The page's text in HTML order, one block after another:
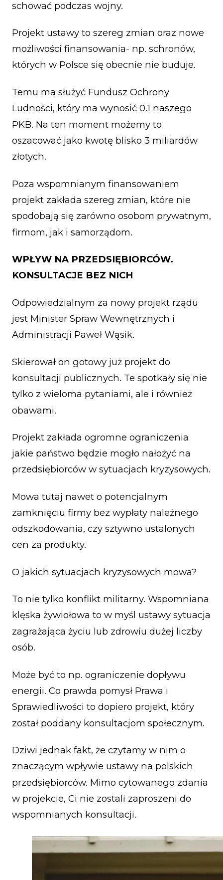
schować podczas wojny.
Projekt ustawy to szereg zmian oraz nowe
możliwości finansowania- np. schronów,
których w Polsce się obecnie nie buduje.
Temu ma służyć Fundusz Ochrony
Ludności, który ma wynosić 0.1 naszego
PKB. Na ten moment możemy to
oszacować jako kwotę blisko 3 miliardów
złotych.
Poza wspomnianym finansowaniem
projekt zakłada szereg zmian, które nie
spodobają się zarówno osobom prywatnym,
firmom, jak i samorządom.
WPŁYW NA PRZEDSIĘBIORCÓW.
KONSULTACJE BEZ NICH
Odpowiedzialnym za nowy projekt rządu
jest Minister Spraw Wewnętrznych i
Administracji Paweł Wąsik.
Skierował on gotowy już projekt do
konsultacji publicznych. Te spotkały się nie
tylko z wieloma pytaniami, ale i również
obawami.
Projekt zakłada ogromne ograniczenia
jakie państwo będzie mogło nałożyć na
przedsiębiorców w sytuacjach kryzysowych.
Mowa tutaj nawet o potencjalnym
zamknięciu firmy bez wypłaty należnego
odszkodowania, czy sztywno ustalonych
cen za produkty.
O jakich sytuacjach kryzysowych mowa?
To nie tylko konflikt militarny. Wspomniana
klęska żywiołowa to w myśl ustawy sytuacja
zagrażająca życiu lub zdrowiu dużej liczby
osób.
Może być to np. ograniczenie dopływu
energii. Co prawda pomysł Prawa i
Sprawiedliwości to dopiero projekt, który
został poddany konsultacjom społecznym.
Dziwi jednak fakt, że czytamy w nim o
znaczącym wpływie ustawy na polskich
przedsiębiorców. Mimo cytowanego zdania
w projekcie, Ci nie zostali zaproszeni do
wspomnianych konsultacji.